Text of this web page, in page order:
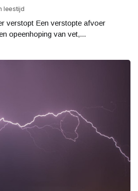
leestijd
verstopt Een verstopte afvoer
opeenhoping van vet,...